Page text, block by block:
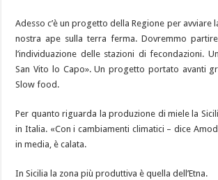
Adesso c’è un progetto della Regione per avviare
nostra ape sulla terra ferma. Dovremmo
l’individuazione delle stazioni di fecondazioni.
San Vito lo Capo». Un progetto portato avanti
Slow food.
Per quanto riguarda la produzione di miele la
in Italia. «Con i cambiamenti climatici – dice
in media, è calata.
In Sicilia la zona più produttiva è quella dell’Etna.